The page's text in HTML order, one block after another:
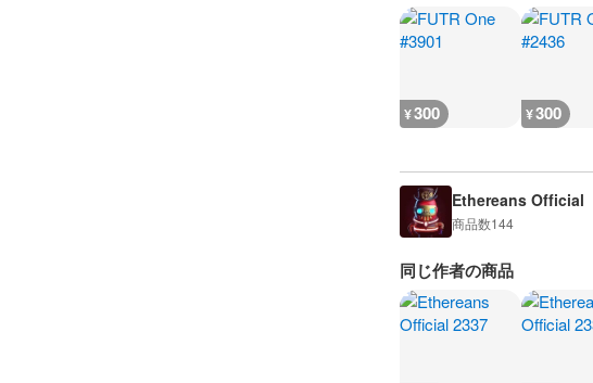
¥300 ¥300
Ethereans Official
商品数144
同じ作者の商品